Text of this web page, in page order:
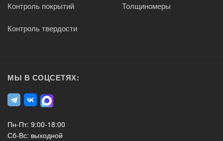
Контроль покрытий Толщиномеры
Контроль твердости
МЫ В СОЦСЕТЯХ:
Пн-Пт: 9:00-18:00
Сб-Вс: выходной